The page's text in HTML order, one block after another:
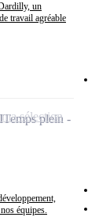
un
travail agréable
équipes.
Temps plein
sélection